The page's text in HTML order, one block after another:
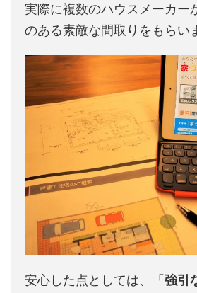
実際に複数のハウスメーカー
のある素敵な間取りをもらい
安心した点としては、「 強引